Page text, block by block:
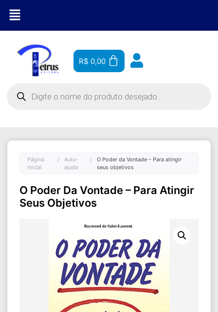
R$ 0,00
Página
inicial
/
Auto-
ajuda
/
O Poder da Vontade – Para atingir
seus objetivos
O Poder Da Vontade – Para Atingir
Seus Objetivos